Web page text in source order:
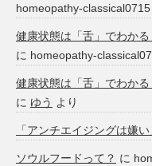
homeopathy-classical0715
健康状態は「舌」でわか
に homeopathy-
健康状態は「舌」でわか
に ゆう より
「アンチエイジングは嫌
ソウルフードって？ に